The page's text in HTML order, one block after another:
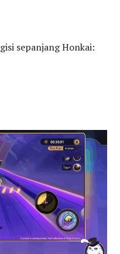
sepanjang Honkai: